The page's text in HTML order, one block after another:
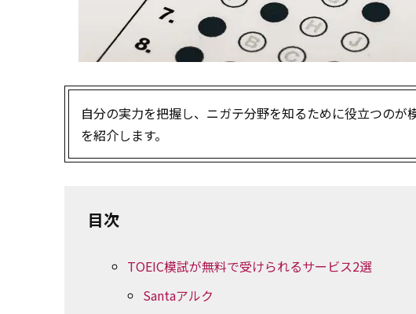
自分の実力を把握し、ニガテ分野を知るために役立つの
を紹介します。
目次
TOEIC模試が無料で受けられるサービス2選
Santaアルク